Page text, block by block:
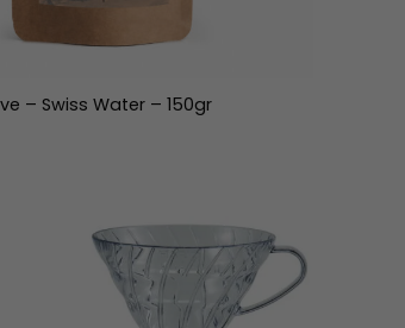
– Swiss Water – 150gr